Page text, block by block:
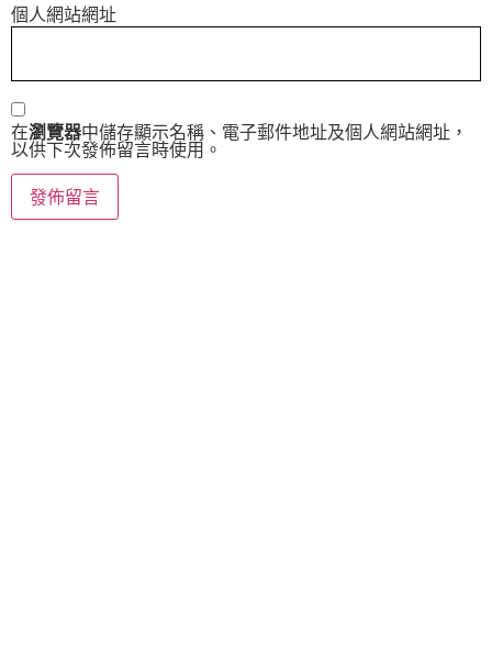
個人網站網址
在瀏覽器中儲存顯示名稱、電子郵件地址及個人網站網址，
以供下次發佈留言時使用。